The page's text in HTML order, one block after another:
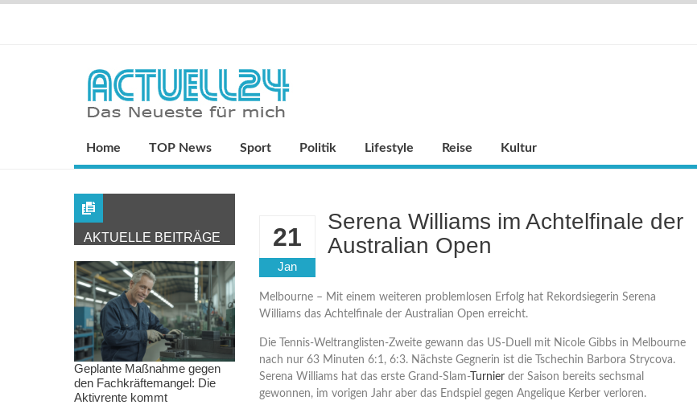
Home TOP News Sport Politik Lifestyle Reise Kultur
21
Jan
Serena Williams im Achtelfinale der
Australian Open
Melbourne – Mit einem weiteren problemlosen Erfolg hat Rekordsiegerin Serena
Williams das Achtelfinale der Australian Open erreicht.
Die Tennis-Weltranglisten-Zweite gewann das US-Duell mit Nicole Gibbs in Melbourne
nach nur 63 Minuten 6:1, 6:3. Nächste Gegnerin ist die Tschechin Barbora Strycova.
Serena Williams hat das erste Grand-Slam-Turnier der Saison bereits sechsmal
gewonnen, im vorigen Jahr aber das Endspiel gegen Angelique Kerber verloren.
AKTUELLE BEITRÄGE
Geplante Maßnahme gegen
den Fachkräftemangel: Die
Aktivrente kommt